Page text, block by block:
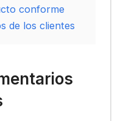
conforme
de los clientes